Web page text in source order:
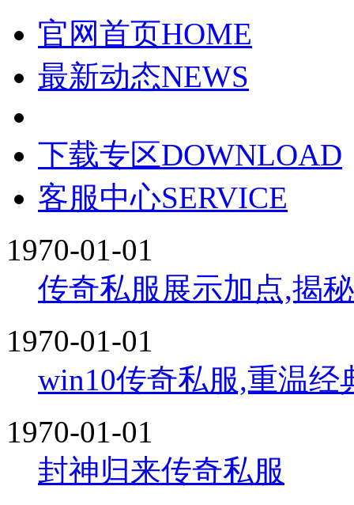
官网首页HOME
最新动态NEWS
下载专区DOWNLOAD
客服中心SERVICE
1970-01-01
传奇私服展示加点,揭
1970-01-01
win10传奇私服,重温经
1970-01-01
封神归来传奇私服